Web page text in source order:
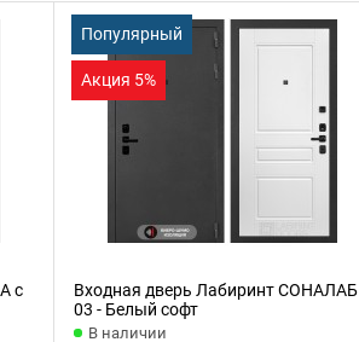
с
Популярный
Акция 5%
Входная дверь Лабиринт СОНАЛАБ
03 - Белый софт
В наличии